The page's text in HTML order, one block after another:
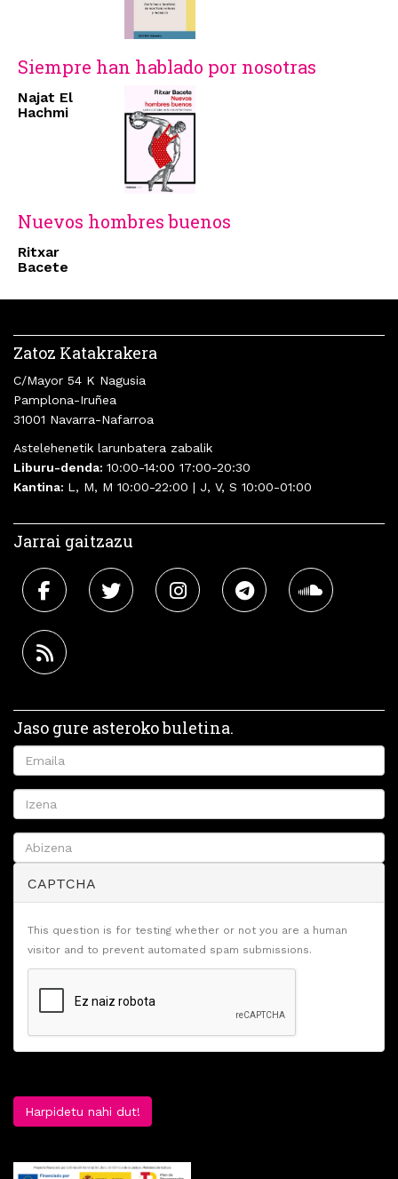
Siempre han hablado por nosotras
Najat El
Hachmi
Nuevos hombres buenos
Ritxar
Bacete
Zatoz Katakrakera
C/Mayor 54 K Nagusia
Pamplona-Iruñea
31001 Navarra-Nafarroa
Astelehenetik larunbatera zabalik
Liburu-denda: 10:00-14:00 17:00-20:30
Kantina: L, M, M 10:00-22:00 | J, V, S 10:00-01:00
Jarrai gaitzazu
Jaso gure asteroko buletina.
CAPTCHA
This question is for testing whether or not you are a human
visitor and to prevent automated spam submissions.
Harpidetu nahi dut!